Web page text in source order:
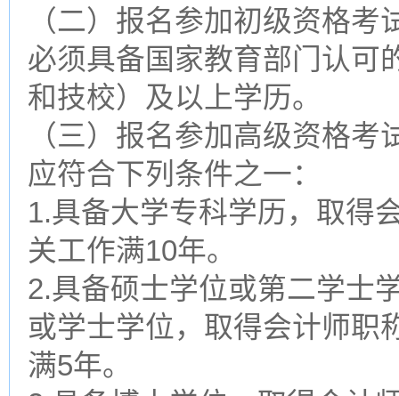
（二）报名参加初级资格
必须具备国家教育部门认可
和技校）及以上学历。
（三）报名参加高级资格
应符合下列条件之一：
1.具备大学专科学历，取得
关工作满10年。
2.具备硕士学位或第二学士
或学士学位，取得会计师职
满5年。